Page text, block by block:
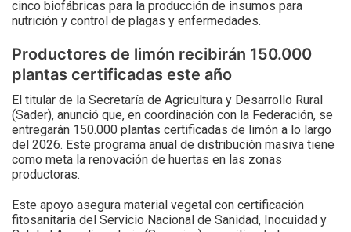
cinco biofábricas para la producción de insumos para
nutrición y control de plagas y enfermedades.
Productores de limón recibirán 150.000
plantas certificadas este año
El titular de la Secretaría de Agricultura y Desarrollo Rural
(Sader), anunció que, en coordinación con la Federación, se
entregarán 150.000 plantas certificadas de limón a lo largo
del 2026. Este programa anual de distribución masiva tiene
como meta la renovación de huertas en las zonas
productoras.
Este apoyo asegura material vegetal con certificación
fitosanitaria del Servicio Nacional de Sanidad, Inocuidad y